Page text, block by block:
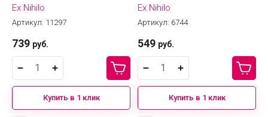
Ex Nihilo
Артикул: 11297
739 руб.
Купить в 1 клик
Ex Nihilo
Артикул: 6744
549 руб.
Купить в 1 клик